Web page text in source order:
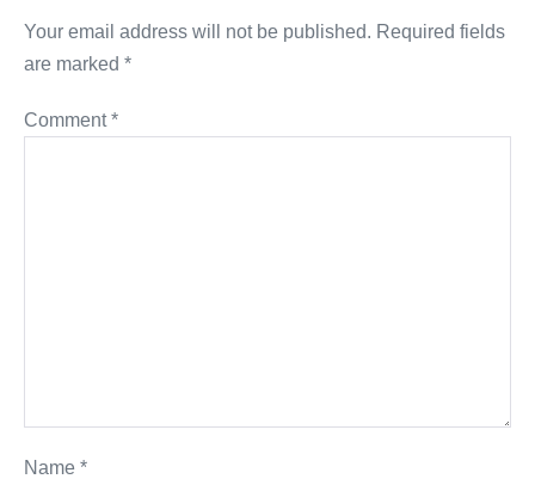
Your email address will not be published. Required fields
are marked *
Comment*
Name *